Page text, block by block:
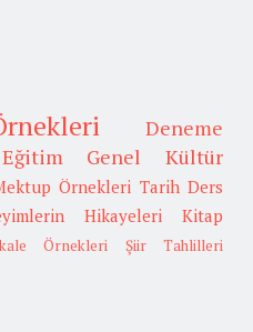
Deneme
Eğitim Genel Kültür
Örnekleri Tarih Ders
Hikayeleri
Kitap
Örnekleri Şiir Tahlilleri